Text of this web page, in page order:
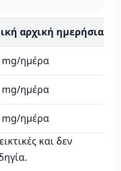
αρχική ημερήσια
mg/ημέρα
mg/ημέρα
mg/ημέρα
και δεν